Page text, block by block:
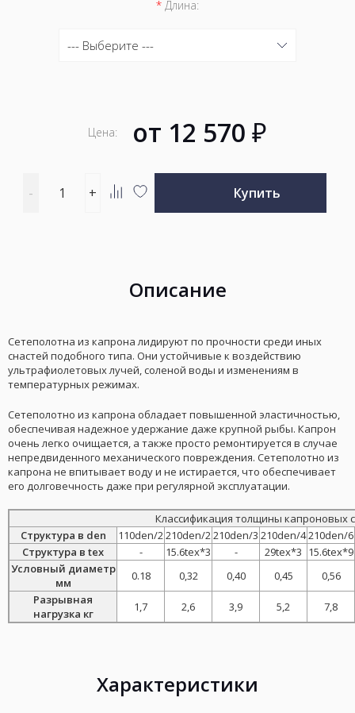
* Длина:
--- Выберите ---
Цена: от 12 570 ₽
количество
- +
Купить
Добавить
Добавить
Описание
Сетеполотна из капрона лидируют по прочности среди иных
снастей подобного типа. Они устойчивые к воздействию
ультрафиолетовых лучей, соленой воды и изменениям в
температурных режимах.
Сетеполотно из капрона обладает повышенной эластичностью,
обеспечивая надежное удержание даже крупной рыбы. Капрон
очень легко очищается, а также просто ремонтируется в случае
непредвиденного механического повреждения. Сетеполотно из
капрона не впитывает воду и не истирается, что обеспечивает
его долговечность даже при регулярной эксплуатации.
Классификация толщины капроновых
Структура в den
110den/2210den/2210den/3 210den/4210den/6
Структура в tex
- 15.6tex*3 - 29tex*3 15.6tex*9
Условный диаметр
мм
0.18 0,32 0,40 0,45
0,56
Разрывная
нагрузка кг
1,7 2,6 3,9 5,2 7,8
Характеристики